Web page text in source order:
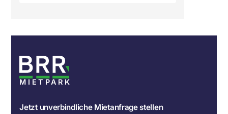
MIETPARK
Jetzt unverbindliche Mietanfrage stellen